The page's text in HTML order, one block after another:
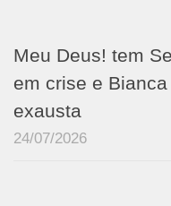
Meu Deus! tem
em crise e
exausta
24/07/2026